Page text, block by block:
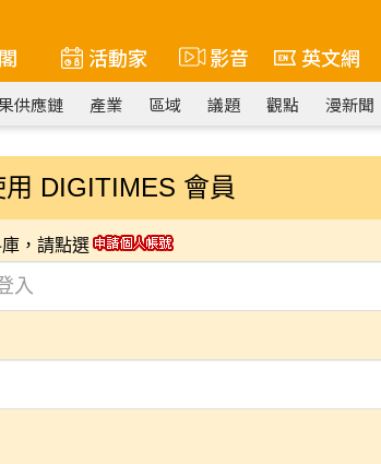
活動家 影音 英文網
供應鏈 產業 區域 議題 觀點 漫新聞
DIGITIMES 會員
，請點選